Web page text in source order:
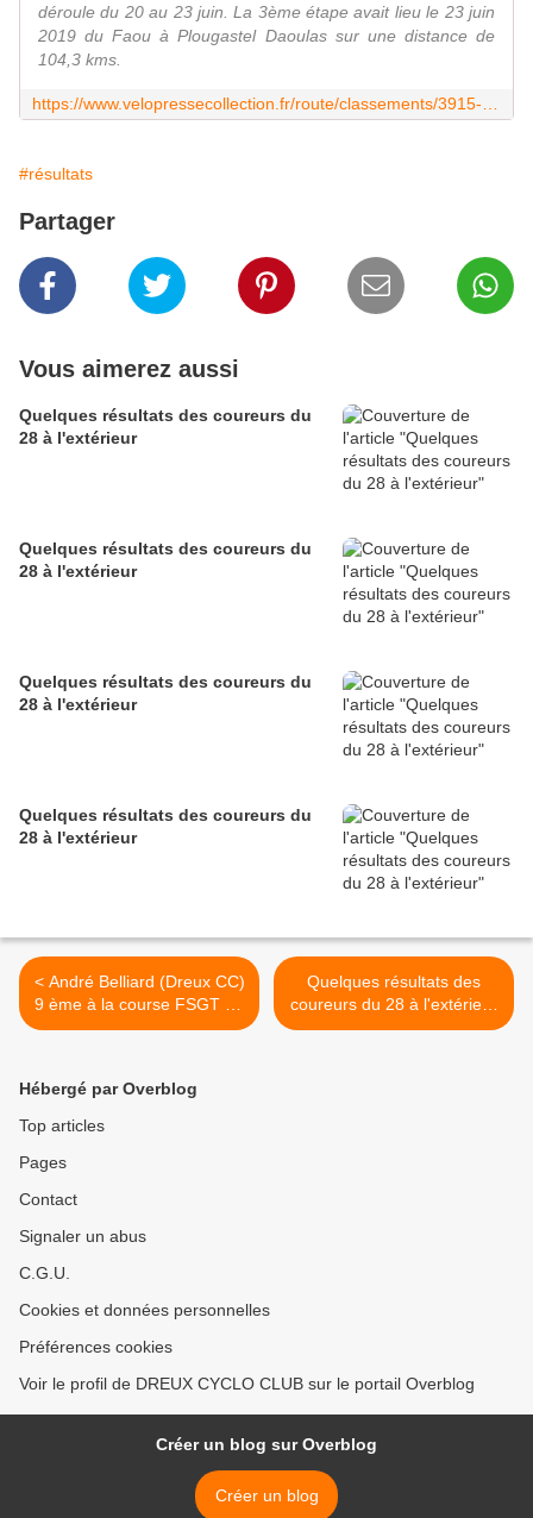
déroule du 20 au 23 juin. La 3ème étape avait lieu le 23 juin
2019 du Faou à Plougastel Daoulas sur une distance de
104,3 kms.
#résultats
Partager
Vous aimerez aussi
Quelques résultats des coureurs du
28 à l'extérieur
Quelques résultats des coureurs du
28 à l'extérieur
Quelques résultats des coureurs du
28 à l'extérieur
Quelques résultats des coureurs du
28 à l'extérieur
< André Belliard (Dreux CC)
9 ème à la course FSGT de
Sarceaux (61)
Quelques résultats des
coureurs du 28 à l'extérieur
>
Hébergé par Overblog
Top articles
Pages
Contact
Signaler un abus
C.G.U.
Cookies et données personnelles
Préférences cookies
Voir le profil de DREUX CYCLO CLUB sur le portail Overblog
Créer un blog sur Overblog
Créer un blog